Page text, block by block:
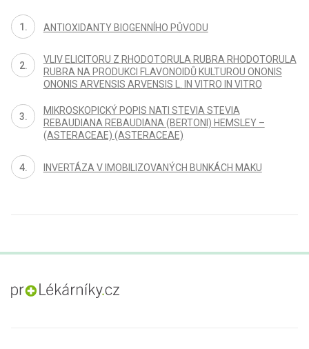
ANTIOXIDANTY BIOGENNÍHO PŮVODU
VLIV ELICITORU Z RHODOTORULA RUBRA RHODOTORULA
RUBRA NA PRODUKCI FLAVONOIDŮ KULTUROU ONONIS
ONONIS ARVENSIS ARVENSIS L. IN VITRO IN VITRO
MIKROSKOPICKÝ POPIS NATI STEVIA STEVIA
REBAUDIANA REBAUDIANA (BERTONI) HEMSLEY –
(ASTERACEAE) (ASTERACEAE)
INVERTÁZA V IMOBILIZOVANÝCH BUNKÁCH MAKU
proLékaře.cz